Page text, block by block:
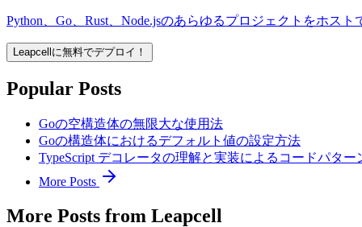
Python、Go、Rust、Node.jsのあらゆるプロジェクトをホスト
Leapcellに無料でデプロイ！
Popular Posts
Goの空構造体の無限大な使用法
Goの構造体におけるデフォルト値の設定方法
TypeScript デコレータの理解と実装によるコードパター
More Posts
More Posts from Leapcell